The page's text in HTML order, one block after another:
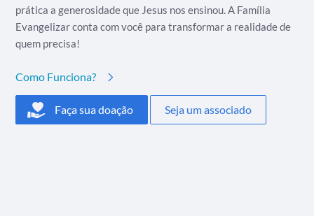
prática a generosidade que Jesus nos ensinou. A Família
Evangelizar conta com você para transformar a realidade de
quem precisa!
Como Funciona?
Faça sua doação Seja um associado